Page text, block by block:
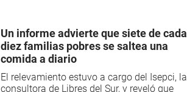
Un informe advierte que siete de cada
diez familias pobres se saltea una
comida a diario
El relevamiento estuvo a cargo del Isepci, la
consultora de Libres del Sur, y reveló que